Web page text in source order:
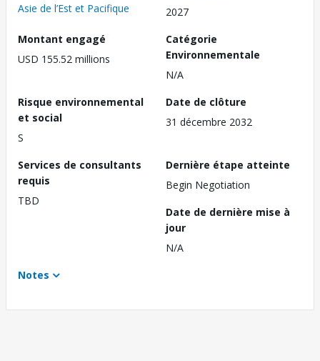
Asie de l’Est et Pacifique
2027
Montant engagé
USD 155.52 millions
Catégorie
Environnementale
N/A
Risque environnemental
et social
S
Date de clôture
31 décembre 2032
Services de consultants
requis
TBD
Dernière étape atteinte
Begin Negotiation
Date de dernière mise à
jour
N/A
Notes